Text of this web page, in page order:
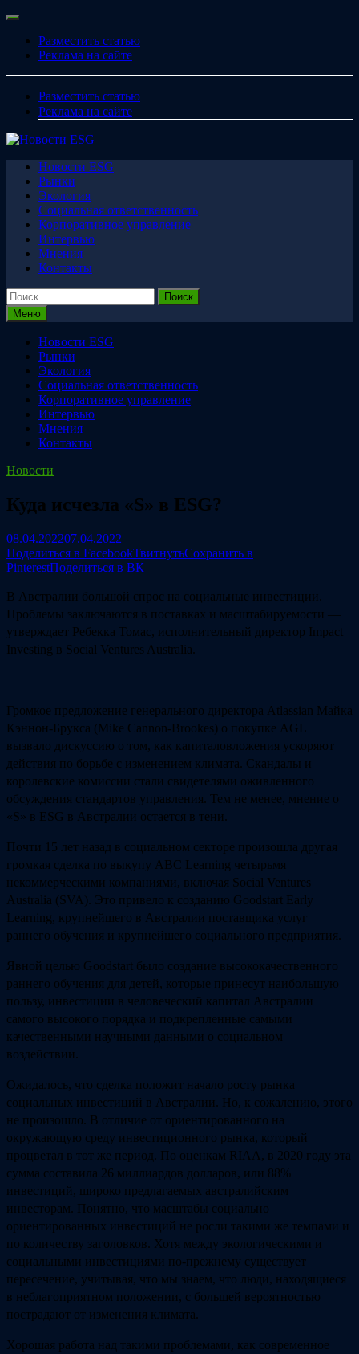
Перейти
содержимому
Меню
Разместить статью
Реклама на сайте
Разместить статью
Реклама на сайте
Новости ESG
Рынки
Экология
Социальная ответственность
Корпоративное управление
Интервью
Мнения
Контакты
Найти:
Меню
Новости ESG
Рынки
Экология
Социальная ответственность
Корпоративное управление
Интервью
Мнения
Контакты
Новости
Куда исчезла «S» в ESG?
08.04.202207.04.2022
Поделиться в FacebookТвитнутьСохранить в
PinterestПоделиться в ВК
В Австралии большой спрос на социальные инвестиции.
Проблемы заключаются в поставках и масштабируемости —
утверждает Ребекка Томас, исполнительный директор Impact
Investing в Social Ventures Australia.
Громкое предложение генерального директора Atlassian Майка
Кэннон-Брукса (Mike Cannon-Brookes) о покупке AGL
вызвало дискуссию о том, как капиталовложения ускоряют
действия по борьбе с изменением климата. Скандалы и
королевские комиссии стали свидетелями оживленного
обсуждения стандартов управления. Тем не менее, мнение о
«S» в ESG в Австралии остается в тени.
Почти 15 лет назад в социальном секторе произошла другая
громкая сделка по выкупу ABC Learning четырьмя
некоммерческими компаниями, включая Social Ventures
Australia (SVA). Это привело к созданию Goodstart Early
Learning, крупнейшего в Австралии поставщика услуг
раннего обучения и крупнейшего социального предприятия.
Явной целью Goodstart было создание высококачественного
раннего обучения для детей, которые принесут наибольшую
пользу, инвестиции в человеческий капитал Австралии
самого высокого порядка и подкрепленные самыми
качественными научными данными о социальном
воздействии.
Ожидалось, что сделка положит начало росту рынка
социальных инвестиций в Австралии. Но, к сожалению, этого
не произошло. В отличие от ориентированного на
окружающую среду инвестиционного рынка, который
процветал в тот же период. По оценкам RIAA, в 2020 году эта
сумма составила 26 миллиардов долларов, или 88%
инвестиций, широко предлагаемых австралийским
инвесторам. Понятно, что масштабы социально
ориентированных инвестиций не росли такими же темпами и
по количеству заголовков. Хотя между экологическими и
социальными инвестициями по-прежнему существует
пересечение, учитывая, что мы знаем, что люди, находящиеся
в неблагоприятном положении, с большей вероятностью
пострадают от изменения климата.
Хорошая работа над такими проблемами, как современное